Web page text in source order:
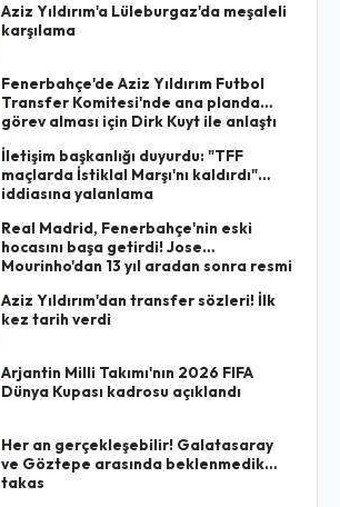
Aziz Yıldırım'a Lüleburgaz'da meşaleli
karşılama
Fenerbahçe'de Aziz Yıldırım Futbol
Transfer Komitesi'nde ana planda
görev alması için Dirk Kuyt ile anlaştı
İletişim başkanlığı duyurdu: "TFF
maçlarda İstiklal Marşı'nı kaldırdı"
iddiasına yalanlama
Real Madrid, Fenerbahçe'nin eski
hocasını başa getirdi! Jose
Mourinho'dan 13 yıl aradan sonra resmi
Aziz Yıldırım'dan transfer sözleri! İlk
kez tarih verdi
Arjantin Milli Takımı'nın 2026 FIFA
Dünya Kupası kadrosu açıklandı
Her an gerçekleşebilir! Galatasaray
ve Göztepe arasında beklenmedik
takas